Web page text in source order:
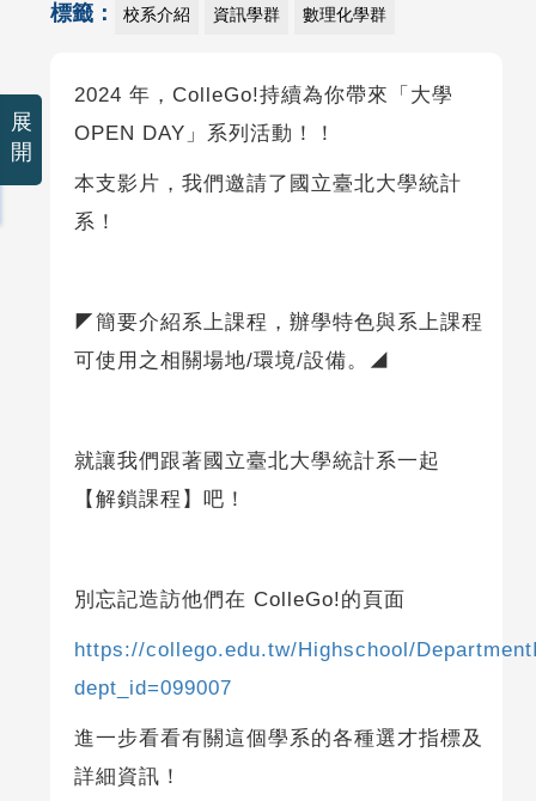
標籤：
校系介紹 資訊學群 數理化學群
2024 年，ColleGo!持續為你帶來「大學
OPEN DAY」系列活動！！
本支影片，我們邀請了國立臺北大學統計
系！
◤簡要介紹系上課程，辦學特色與系上課程
可使用之相關場地/環境/設備。◢
就讓我們跟著國立臺北大學統計系一起
【解鎖課程】吧！
別忘記造訪他們在 ColleGo!的頁面
https://collego.edu.tw/Highschool/
dept_id=099007
進一步看看有關這個學系的各種選才指標及
詳細資訊！
展
開